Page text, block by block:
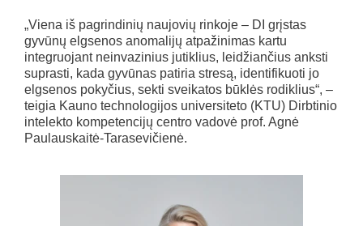
„Viena iš pagrindinių naujovių rinkoje – DI grįstas
gyvūnų elgsenos anomalijų atpažinimas kartu
integruojant neinvazinius jutiklius, leidžiančius anksti
suprasti, kada gyvūnas patiria stresą, identifikuoti jo
elgsenos pokyčius, sekti sveikatos būklės rodiklius“, –
teigia Kauno technologijos universiteto (KTU) Dirbtinio
intelekto kompetencijų centro vadovė prof. Agnė
Paulauskaitė-Tarasevičienė.